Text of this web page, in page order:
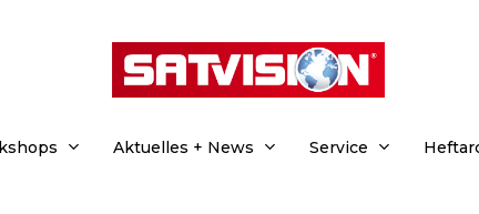
Aktuelles + News Service